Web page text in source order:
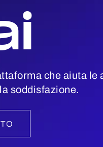
che aiuta
soddisfazione.